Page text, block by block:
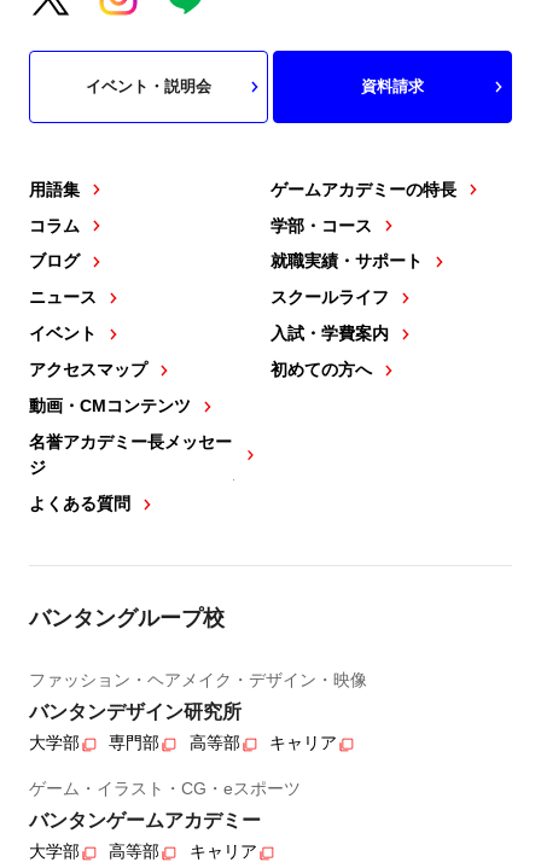
用語集
コラム
ブログ
ニュース
イベント
アクセスマップ
動画・CMコンテンツ
名誉アカデミー長メッセー
ジ
よくある質問
ゲームアカデミーの特長
学部・コース
就職実績・サポート
スクールライフ
入試・学費案内
初めての方へ
イベント・説明会 資料請求
バンタングループ校
ファッション・ヘアメイク・デザイン・映像
バンタンデザイン研究所
大学部 専門部 高等部 キャリア
ゲーム・イラスト・CG・eスポーツ
バンタンゲームアカデミー
大学部 高等部 キャリア